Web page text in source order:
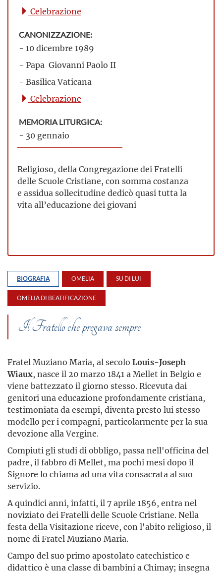
Celebrazione
CANONIZZAZIONE:
- 10 dicembre 1989
- Papa Giovanni Paolo II
- Basilica Vaticana
Celebrazione
MEMORIA LITURGICA:
- 30 gennaio
Religioso, della Congregazione dei Fratelli
delle Scuole Cristiane, con somma costanza
e assidua sollecitudine dedicò quasi tutta la
vita all’educazione dei giovani
BIOGRAFIA OMELIA SU DI LUI
OMELIA DI BEATIFICAZIONE
Il Fratello che pregava sempre
Fratel Muziano Maria, al secolo Louis-Joseph
Wiaux, nasce il 20 marzo 1841 a Mellet in Belgio e
viene battezzato il giorno stesso. Ricevuta dai
genitori una educazione profondamente cristiana,
testimoniata da esempi, diventa presto lui stesso
modello per i compagni, particolarmente per la sua
devozione alla Vergine.
Compiuti gli studi di obbligo, passa nell'officina del
padre, il fabbro di Mellet, ma pochi mesi dopo il
Signore lo chiama ad una vita consacrata al suo
servizio.
A quindici anni, infatti, il 7 aprile 1856, entra nel
noviziato dei Fratelli delle Scuole Cristiane. Nella
festa della Visitazione riceve, con l'abito religioso, il
nome di Fratel Muziano Maria.
Campo del suo primo apostolato catechistico e
didattico è una classe di bambini a Chimay; insegna